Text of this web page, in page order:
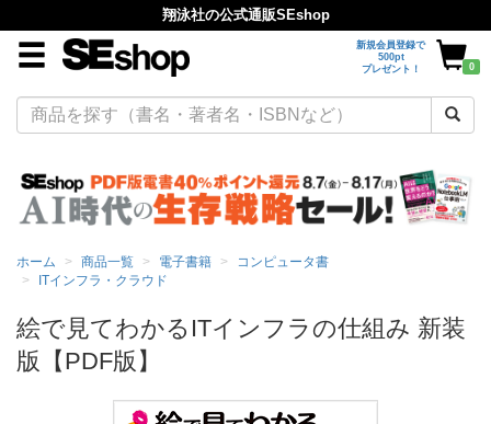
翔泳社の公式通販SEshop
新規会員登録で
500pt
プレゼント！
0
ホーム 商品一覧 電子書籍
コンピュータ書
ITインフラ・クラウド
絵で見てわかるITインフラの仕組み 新装
版【PDF版】